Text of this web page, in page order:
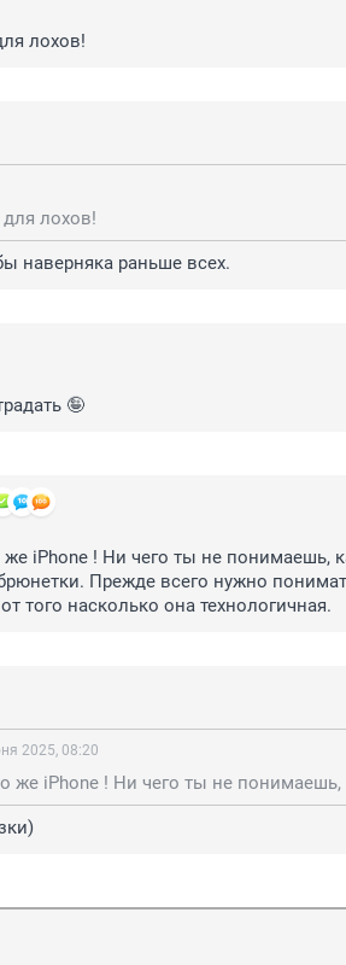
лохов!
лохов!
наверняка раньше всех.
🤪
iPhone ! Ни чего ты не понимаешь,
Прежде всего нужно
того насколько она технологичная.
2025, 08:20